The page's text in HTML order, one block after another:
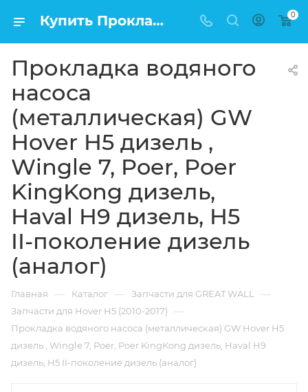
Купить Прокладка водяного насоса (металлическая) GW Hover H5 дизель , Wingle 7, Poer, Poer KingKong дизель, Haval H9 дизель, H5 II-поколение дизель (аналог) в Москве по низкой цене 0
Прокладка водяного
насоса
(металлическая) GW
Hover H5 дизель ,
Wingle 7, Poer, Poer
KingKong дизель,
Haval H9 дизель, H5
II-поколение дизель
(аналог)
Главная — Каталог — Запчасти для GREAT WALL —
Запчасти для Hover H5 (2010-2017) —
Прокладка водяного насоса (металлическая) GW Hover H5
дизель , Wingle 7, Poer, Poer KingKong дизель, Haval H9
дизель, H5 II-поколение дизель (аналог)